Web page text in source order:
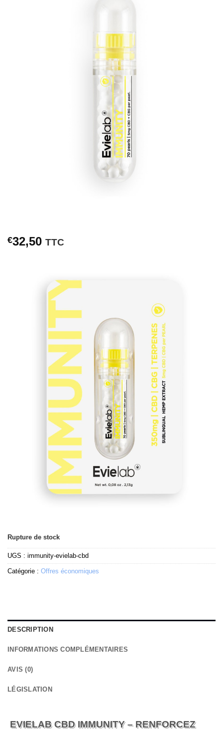
€32,50 TTC
Rupture de stock
UGS : immunity-evielab-cbd
Catégorie : Offres économiques
DESCRIPTION
INFORMATIONS COMPLÉMENTAIRES
AVIS (0)
LÉGISLATION
EVIELAB CBD IMMUNITY – RENFORCEZ